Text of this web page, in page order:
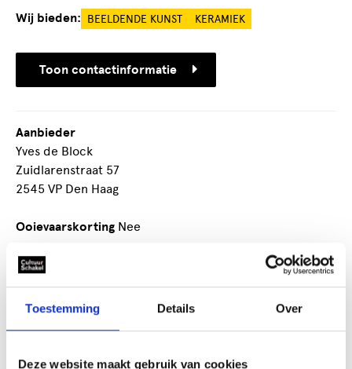
Toestemming Details Over
Deze website maakt gebruik van cookies
les en coaching keramiek
De werkplaats keramiek biedt een professioneel
geoutilleeerde werkplaats voor keramisten met
Wij bieden: BEELDENDE KUNST KERAMIEK
Toon contactinformatie
Aanbieder
Yves de Block
Zuidlarenstraat 57
2545 VP Den Haag
Ooievaarskorting Nee